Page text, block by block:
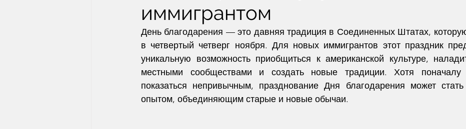
иммигрантом
День благодарения — это давняя традиция в Соединенных Штатах,
в четвертый четверг ноября. Для новых иммигрантов этот праздник
уникальную возможность приобщиться к американской культуре,
местными сообществами и создать новые традиции. Хотя
показаться непривычным, празднование Дня благодарения может
опытом, объединяющим старые и новые обычаи.